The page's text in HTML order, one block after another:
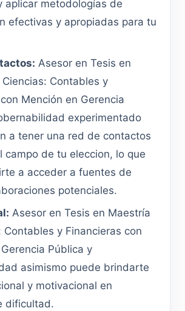
aplicar metodologías de
efectivas y apropiadas para tu
Asesor en Tesis en
Contables y
Mención en Gerencia
experimentado
a tener una red de contactos
campo de tu eleccion, lo que
a acceder a fuentes de
potenciales.
Asesor en Tesis en Maestría
Contables y Financieras con
Pública y
asimismo puede brindarte
y motivacional en
dificultad.